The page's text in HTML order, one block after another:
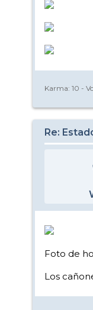
Karma: 10 -
Re:
Foto de
Los